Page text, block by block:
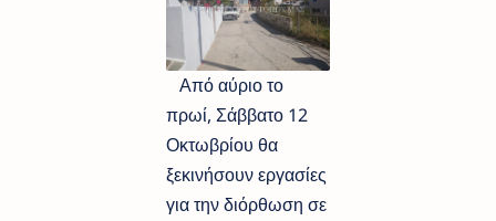
Από αύριο το
πρωί, Σάββατο 12
Οκτωβρίου θα
ξεκινήσουν εργασίες
για την διόρθωση σε